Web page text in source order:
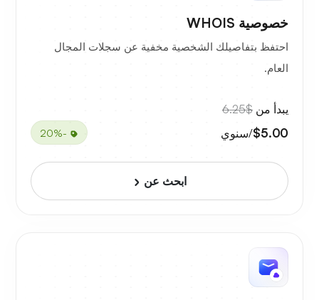
خصوصية WHOIS
احتفظ بتفاصيلك الشخصية مخفية عن سجلات المجال
العام.
يبدأ من $6.25
$5.00/سنوي -20%
ابحث عن